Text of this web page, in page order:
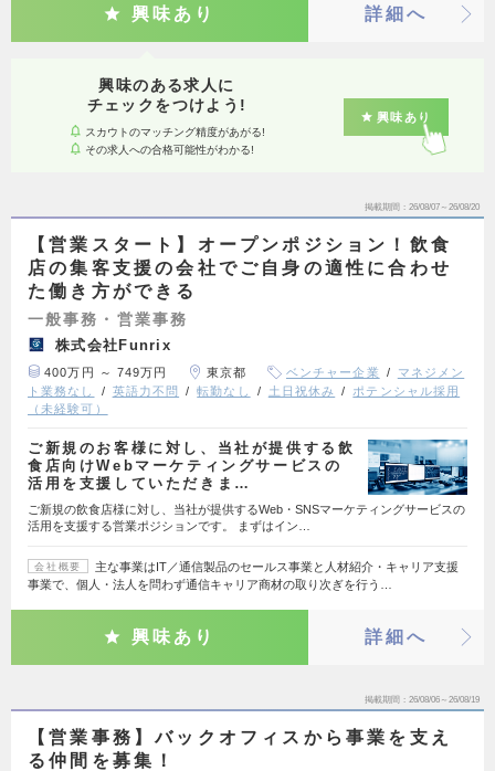
興味あり 詳細へ
興味のある求人に
チェックをつけよう!
スカウトのマッチング精度があがる!
その求人への合格可能性がわかる!
興味あり
掲載期間 26/08/07～26/08/20
【営業スタート】オープンポジション！飲食
店の集客支援の会社でご自身の適性に合わせ
た働き方ができる
一般事務・営業事務
株式会社Funrix
400万円 ～ 749万円 東京都 ベンチャー企業
マネジメン
ト業務なし
英語力不問 転勤なし 土日祝休み
ポテンシャル採用
（未経験可）
ご新規のお客様に対し、当社が提供する飲
食店向けWebマーケティングサービスの
活用を支援していただきま…
ご新規の飲食店様に対し、当社が提供するWeb・SNSマーケティングサービスの
活用を支援する営業ポジションです。 まずはイン…
会社概要
主な事業はIT／通信製品のセールス事業と人材紹介・キャリア支援
事業で、個人・法人を問わず通信キャリア商材の取り次ぎを行う…
興味あり 詳細へ
掲載期間 26/08/06～26/08/19
【営業事務】バックオフィスから事業を支え
る仲間を募集！